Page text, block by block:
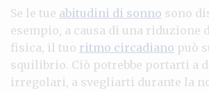
Se le tue abitudini di sonno sono
esempio, a causa di una riduzione
fisica, il tuo ritmo circadiano può
squilibrio. Ciò potrebbe portarti a
irregolari, a svegliarti durante la